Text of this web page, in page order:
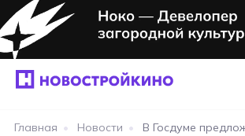
Главная • Новости •
В Госдуме